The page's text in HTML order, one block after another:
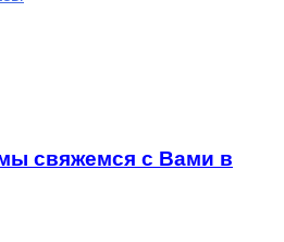
свяжемся с Вами в